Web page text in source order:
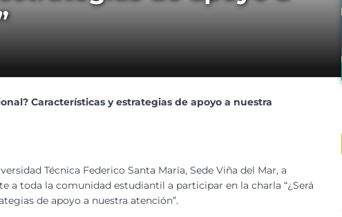
Características y estrategias de apoyo a nuestra
Técnica Federico Santa María, Sede Viña del Mar, a
a toda la comunidad estudiantil a participar en la charla “¿Será
de apoyo a nuestra atención”.